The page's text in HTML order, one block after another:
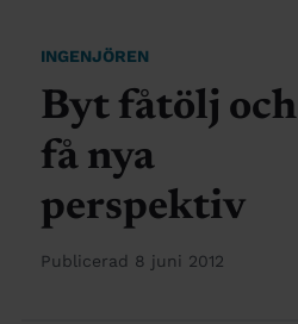
INGENJÖREN
Byt fåtölj och
få nya
perspektiv
Publicerad 8 juni 2012